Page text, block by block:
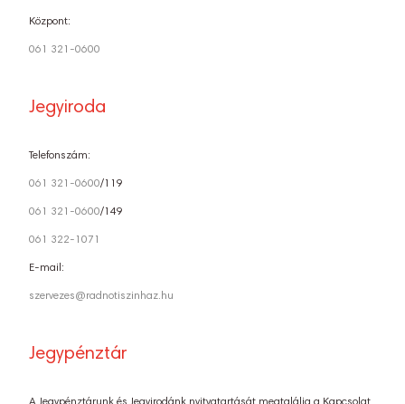
Központ:
061 321-0600
Jegyiroda
Telefonszám:
061 321-0600/119
061 321-0600/149
061 322-1071
E-mail:
szervezes@radnotiszinhaz.hu
Jegypénztár